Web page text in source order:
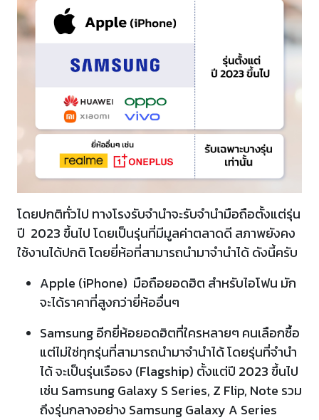
โดยปกติทั่วไป ทางโรงรับจำนำจะรับจำนำมือถือตั้งแต่รุ่น
ปี 2023 ขึ้นไป โดยเป็นรุ่นที่มีมูลค่าตลาดดี สภาพยังคง
ใช้งานได้ปกติ โดยยี่ห้อที่สามารถนำมาจำนำได้ ดังนี้ครับ
Apple (iPhone) มือถือยอดฮิต สำหรับไอโฟน มัก
จะได้ราคาที่สูงกว่ายี่ห้ออื่นๆ
Samsung อีกยี่ห้อยอดฮิตที่ใครหลายๆ คนเลือกซื้อ
แต่ไม่ใช่ทุกรุ่นที่สามารถนำมาจำนำได้ โดยรุ่นที่จำนำ
ได้ จะเป็นรุ่นเรือธง (Flagship) ตั้งแต่ปี 2023 ขึ้นไป
เช่น Samsung Galaxy S Series, Z Flip, Note รวม
ถึงรุ่นกลางอย่าง Samsung Galaxy A Series